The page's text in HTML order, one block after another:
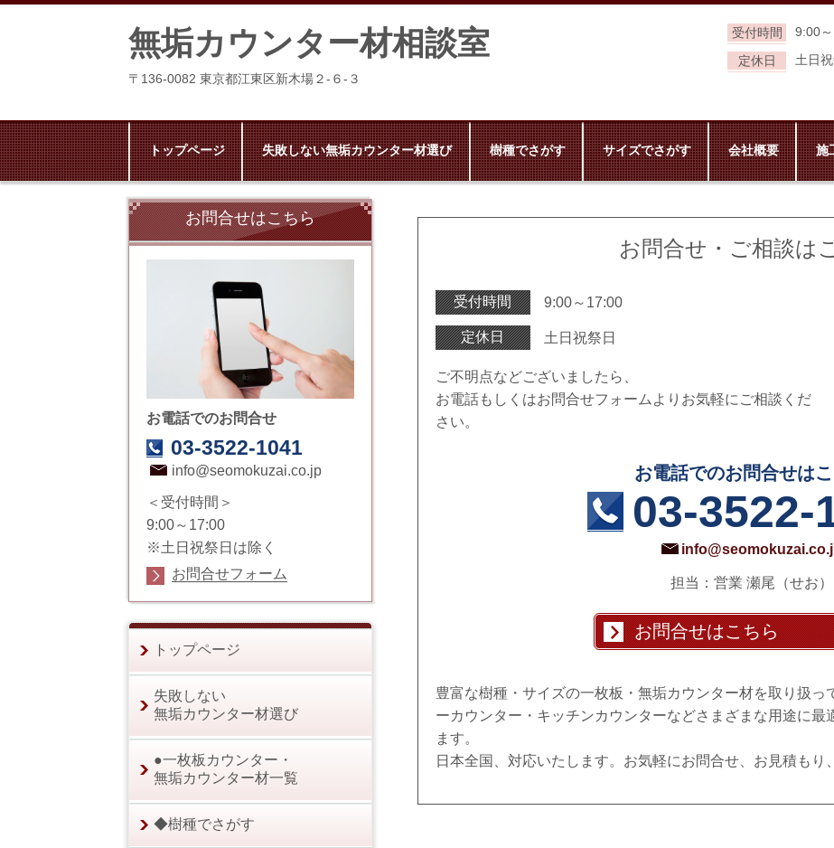
無垢カウンター材相談室
〒136-0082 東京都江東区新木場２-６-３
受付時間
9:00
定休日
土日
トップページ 失敗しない無垢カウンター材選び 樹種でさがす サイズでさがす 会社概要 施
お問合せ・ご相談は
受付時間 9:00～17:00
定休日 土日祝祭日
ご不明点などございましたら、
お電話もしくはお問合せフォームよりお気軽にご相談くだ
さい。
お電話でのお問合せは
03-3522-
担当：営業 瀬尾（せお）
お問合せはこちら
豊富な樹種・サイズの一枚板・無垢カウンター材を取り扱っ
ーカウンター・キッチンカウンターなどさまざまな用途に最
ます。
日本全国、対応いたします。お気軽にお問合せ、お見積もり
お問合せはこちら
お電話でのお問合せ
03-3522-1041
info@seomokuzai.co.jp
＜受付時間＞
9:00～17:00
※土日祝祭日は除く
お問合せフォーム
トップページ
失敗しない
無垢カウンター材選び
●一枚板カウンター・
無垢カウンター材一覧
◆樹種でさがす